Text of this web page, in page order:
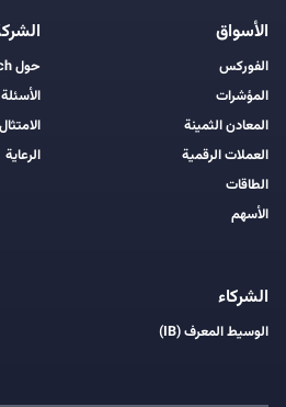
الأسواق
الفوركس
المؤشرات
المعادن الثمينة
العملات الرقمية
الطاقات
الأسهم
حول CG FinTech
الرعاية
الشركاء
الوسيط المعرف (IB)